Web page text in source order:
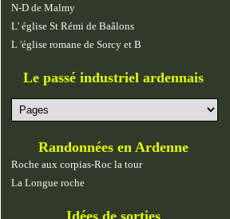
N-D de Malmy
L' église St Rémi de Baâlons
L 'église romane de Sorcy et B
Le passé industriel ardennais
Randonnées en Ardenne
Roche aux corpias-Roc la tour
La Longue roche